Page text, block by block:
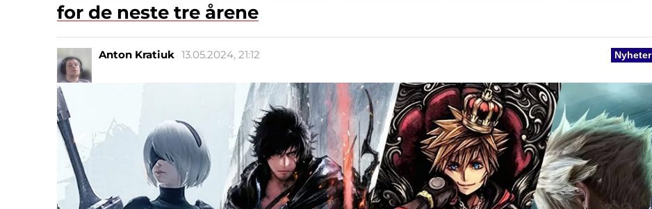
for de neste tre årene
Nyheter
Anton Kratiuk 13.05.2024, 21:12